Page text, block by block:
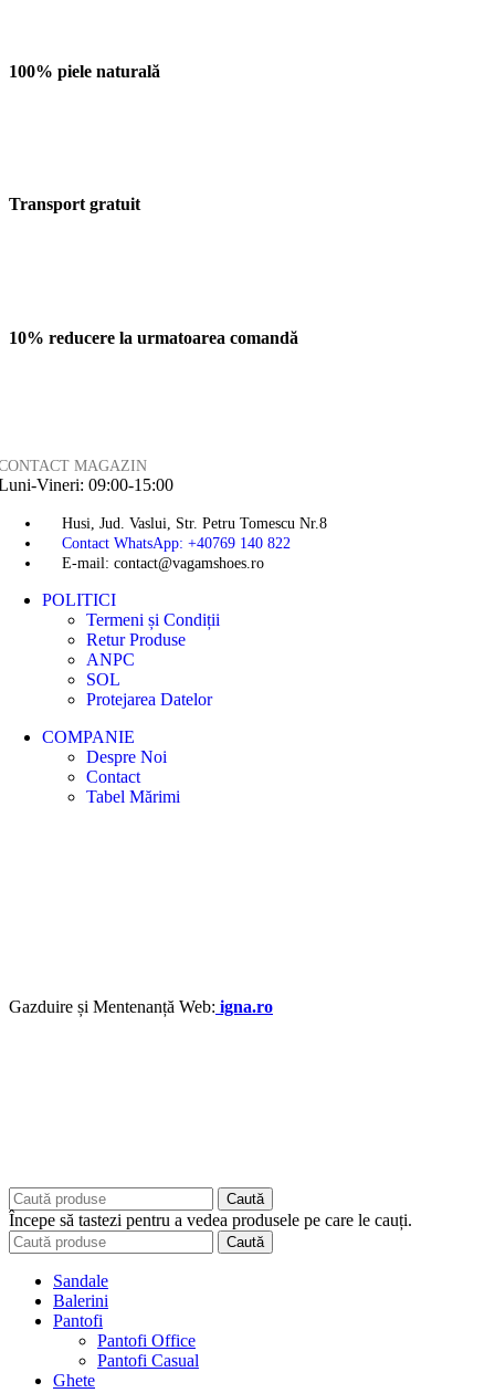
100% piele naturală
Transport gratuit
10% reducere la urmatoarea comandă
MAGAZIN
Vineri: 09:00-15:00
Husi, Jud. Vaslui, Str. Petru Tomescu Nr.8
Contact WhatsApp: +40769 140 822
E-mail: contact@vagamshoes.ro
POLITICI
Termeni și Condiții
Retur Produse
ANPC
SOL
Protejarea Datelor
COMPANIE
Despre Noi
Contact
Tabel Mărimi
Gazduire și Mentenanță Web: igna.ro
Caută
Începe să tastezi pentru a vedea produsele pe care le cauți.
Caută
Sandale
Balerini
Pantofi
Pantofi Office
Pantofi Casual
Ghete